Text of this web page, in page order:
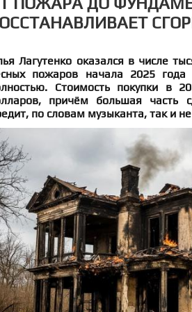
Лагутенко оказался в числе
пожаров начала 2025
Стоимость покупки в
причём большая часть
по словам музыканта, так и